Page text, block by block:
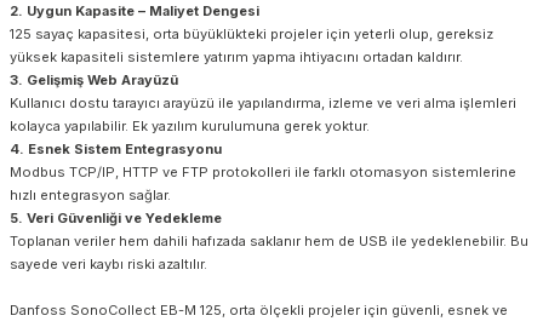
2. Uygun Kapasite – Maliyet Dengesi
125 sayaç kapasitesi, orta büyüklükteki projeler için yeterli olup, gereksiz
yüksek kapasiteli sistemlere yatırım yapma ihtiyacını ortadan kaldırır.
3. Gelişmiş Web Arayüzü
Kullanıcı dostu tarayıcı arayüzü ile yapılandırma, izleme ve veri alma işlemleri
kolayca yapılabilir. Ek yazılım kurulumuna gerek yoktur.
4. Esnek Sistem Entegrasyonu
Modbus TCP/IP, HTTP ve FTP protokolleri ile farklı otomasyon sistemlerine
hızlı entegrasyon sağlar.
5. Veri Güvenliği ve Yedekleme
Toplanan veriler hem dahili hafızada saklanır hem de USB ile yedeklenebilir. Bu
sayede veri kaybı riski azaltılır.
Danfoss SonoCollect EB-M 125, orta ölçekli projeler için güvenli, esnek ve